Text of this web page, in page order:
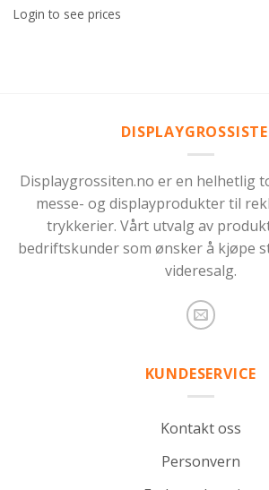
Login to see prices
Displaygrossiten.no er en helhetlig
messe- og displayprodukter til
trykkerier. Vårt utvalg av
bedriftskunder som ønsker å kjøpe
videresalg.
KUNDESERVICE
Kontakt oss
Personvern